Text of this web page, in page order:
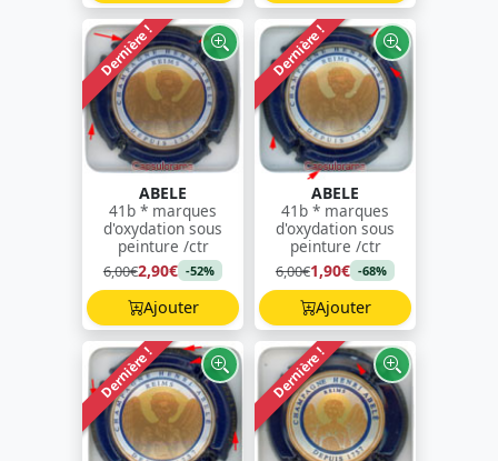
Dernière !
ABELE
41b * marques
d'oxydation sous
peinture /ctr
6,00€2,90€ -52%
Ajouter
Dernière !
ABELE
41b * marques
d'oxydation sous
peinture /ctr
6,00€1,90€ -68%
Ajouter
Dernière ! Dernière !